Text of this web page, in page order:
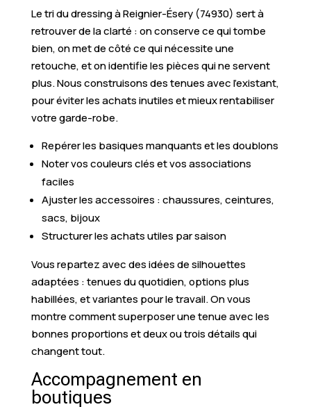
Le tri du dressing à Reignier-Ésery (74930) sert à
retrouver de la clarté : on conserve ce qui tombe
bien, on met de côté ce qui nécessite une
retouche, et on identifie les pièces qui ne servent
plus. Nous construisons des tenues avec l’existant,
pour éviter les achats inutiles et mieux rentabiliser
votre garde-robe.
Repérer les basiques manquants et les doublons
Noter vos couleurs clés et vos associations
faciles
Ajuster les accessoires : chaussures, ceintures,
sacs, bijoux
Structurer les achats utiles par saison
Vous repartez avec des idées de silhouettes
adaptées : tenues du quotidien, options plus
habillées, et variantes pour le travail. On vous
montre comment superposer une tenue avec les
bonnes proportions et deux ou trois détails qui
changent tout.
Accompagnement en
boutiques